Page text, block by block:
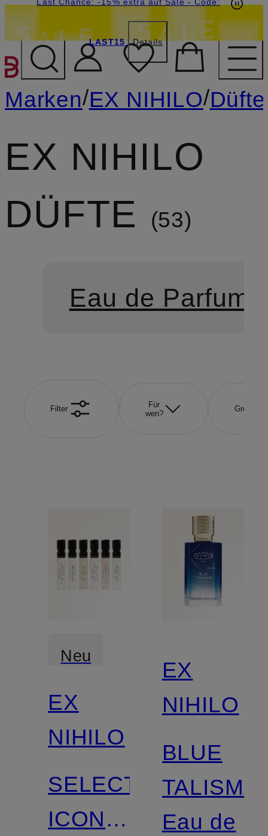
ZUM HAUPTINHALT
LAST15 Details
Marken/EX NIHILO/Düfte
EX NIHILO
DÜFTE
53
Eau de Parfum
Filter
Für
wen?
Größe
Neu
EX
NIHILO
SELECTION
ICONIQUE
EX
NIHILO
BLUE
Eau de